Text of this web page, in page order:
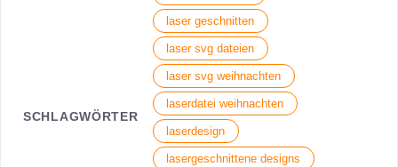
SCHLAGWÖRTER
laser geschnitten
laser svg dateien
laser svg weihnachten
laserdatei weihnachten
laserdesign
lasergeschnittene designs